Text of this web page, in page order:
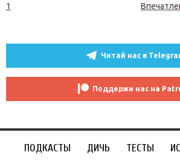
1
Читай нас в
Поддержи нас на
ПОДКАСТЫ ДИЧЬ ТЕСТЫ